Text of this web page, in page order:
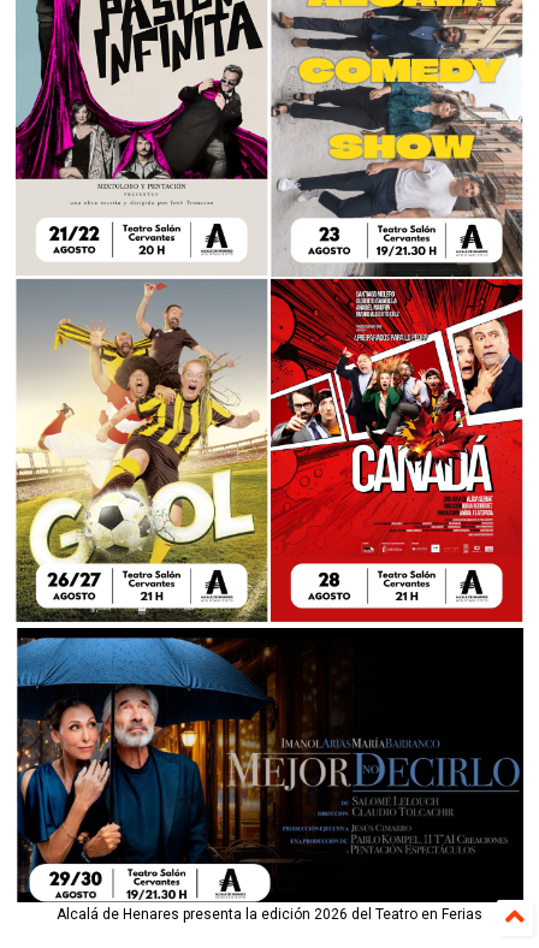
Alcalá de Henares presenta la edición 2026 del Teatro en Ferias